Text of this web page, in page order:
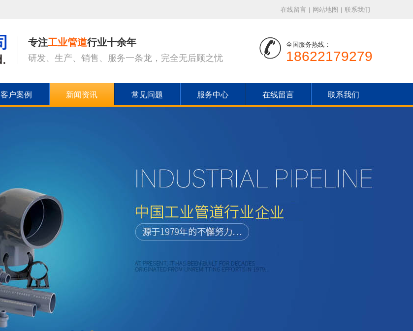
在线留言 | 网站地图 | 联系我们
专注工业管道行业十余年
研发、生产、销售、服务一条龙，完全无后顾之忧
全国服务热线：
18622179279
客户案例 新闻资讯 常见问题 服务中心 在线留言 联系我们